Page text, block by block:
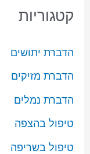
קטגוריות
הדברת יתושים
הדברת מזיקים
הדברת נמלים
טיפול בהצפה
טיפול בשריפה